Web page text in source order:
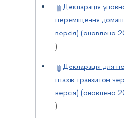
Декларація
переміщення
версія) (оновлено
)
Декларація для
птахів транзитом
версія) (оновлено
)